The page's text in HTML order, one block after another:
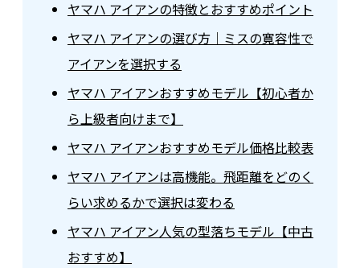
ヤマハ アイアンの特徴とおすすめポイント
ヤマハ アイアンの選び方｜ミスの寛容性で
アイアンを選択する
ヤマハ アイアンおすすめモデル【初心者か
ら上級者向けまで】
ヤマハ アイアンおすすめモデル価格比較表
ヤマハ アイアンは高機能。飛距離をどのく
らい求めるかで選択は変わる
ヤマハ アイアン人気の型落ちモデル【中古
おすすめ】